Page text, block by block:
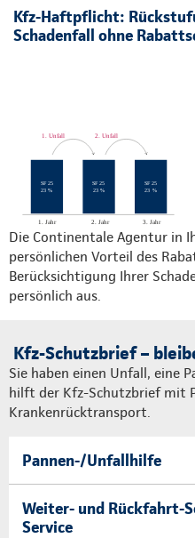
Kfz-Haftpflicht:
Schadenfall ohne
Die Continentale Agentur in
persönlichen Vorteil des
Berücksichtigung Ihrer
persönlich aus.
Kfz-Schutzbrief –
Sie haben einen Unfall, eine
hilft der Kfz-Schutzbrief mit
Krankenrücktransport.
Pannen-/Unfallhilfe
Weiter- und Rückfahrt-
Service